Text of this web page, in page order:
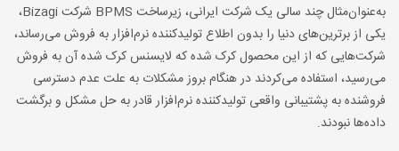
به‌عنوان‌مثال چند سالی یک شرکت ایرانی، زیرساخت BPMS شرکت Bizagi،
یکی از برترین‌های دنیا را بدون اطلاع تولیدکننده نرم‌افزار به فروش می‌رساند،
شرکت‌هایی که از این محصول کرک شده که لایسنس کرک شده آن به فروش
می‌رسید، استفاده می‌کردند در هنگام بروز مشکلات به علت عدم دسترسی
فروشنده به پشتیبانی واقعی تولیدکننده نرم‌افزار قادر به حل مشکل و برگشت
داده‌ها نبودند.